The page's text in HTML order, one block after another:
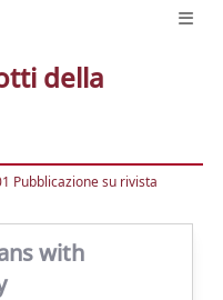
della
Pubblicazione su rivista
with